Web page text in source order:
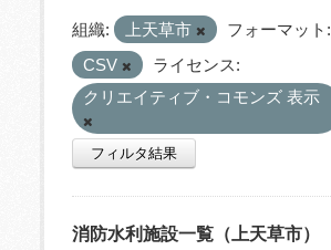
組織: 上天草市
フォーマット:
CSV
ライセンス:
クリエイティブ・コモンズ 表示
フィルタ結果
消防水利施設一覧（上天草市）